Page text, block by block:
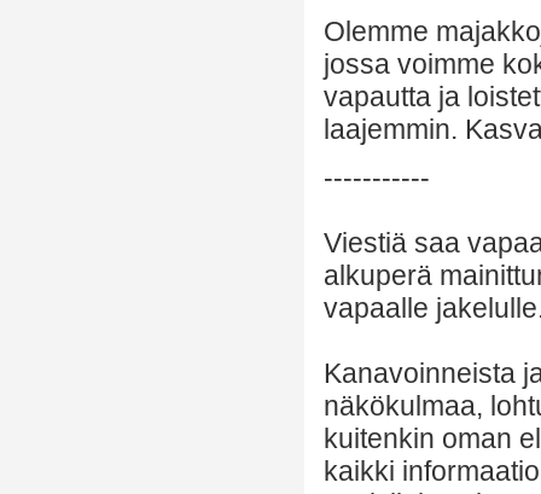
Olemme
jossa voimme
vapautta ja
laajemmin.
-----------
Viestiä saa
alkuperä
vapaalle
Kanavoinneista
näkökulmaa,
kuitenkin oman
kaikki